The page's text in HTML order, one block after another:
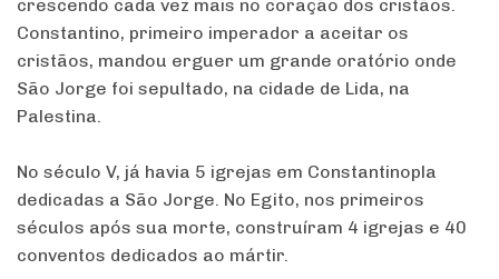
crescendo cada vez mais no coração dos cristãos.
Constantino, primeiro imperador a aceitar os
cristãos, mandou erguer um grande oratório onde
São Jorge foi sepultado, na cidade de Lida, na
Palestina.
No século V, já havia 5 igrejas em Constantinopla
dedicadas a São Jorge. No Egito, nos primeiros
séculos após sua morte, construíram 4 igrejas e 40
conventos dedicados ao mártir.